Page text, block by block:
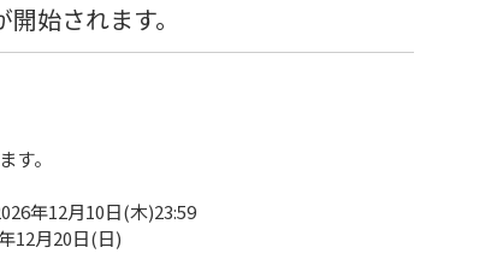
始されます。
す。
年12月10日(木)23:59
12月20日(日)